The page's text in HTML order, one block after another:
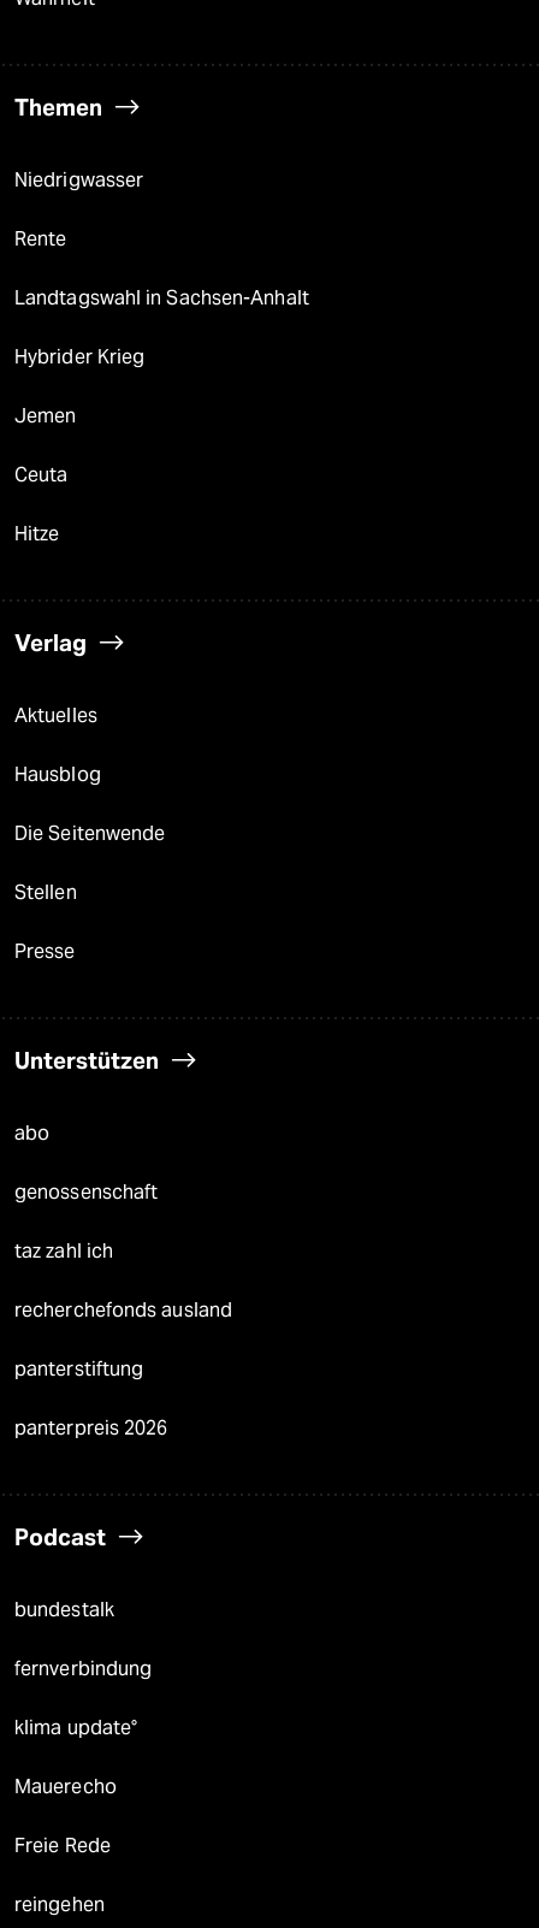
Themen
Niedrigwasser
Rente
Landtagswahl in Sachsen-Anhalt
Hybrider Krieg
Jemen
Ceuta
Hitze
Verlag
Aktuelles
Hausblog
Die Seitenwende
Stellen
Presse
Unterstützen
abo
genossenschaft
taz zahl ich
recherchefonds ausland
panterstiftung
panterpreis 2026
Podcast
bundestalk
fernverbindung
klima update°
Mauerecho
Freie Rede
reingehen